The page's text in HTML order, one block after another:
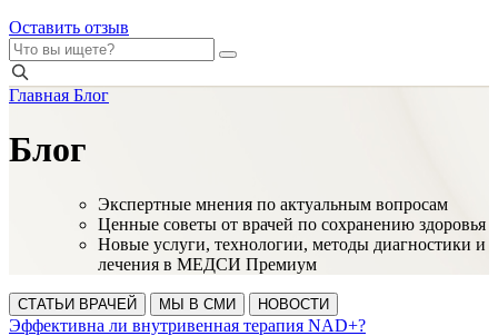
Оставить отзыв
Главная Блог
Блог
Экспертные мнения по актуальным вопросам
Ценные советы от врачей по сохранению здоровья
Новые услуги, технологии, методы диагностики и
лечения в МЕДСИ Премиум
СТАТЬИ ВРАЧЕЙ МЫ В СМИ НОВОСТИ
Эффективна ли внутривенная терапия NAD+?